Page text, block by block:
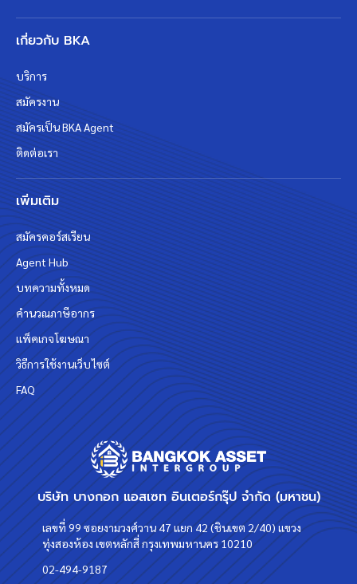
บริษัท บางกอก แอสเซท อินเตอร์กรุ๊ป จำกัด (มหาชน)
เลขที่ 99 ซอยงามวงศ์วาน 47 แยก 42 (ชินเขต 2/40) แขวง
ทุ่งสองห้อง เขตหลักสี่ กรุงเทพมหานคร 10210
02-494-9187
เกี่ยวกับ BKA
บริการ
สมัครงาน
สมัครเป็น BKA Agent
ติดต่อเรา
เพิ่มเติม
สมัครคอร์สเรียน
Agent Hub
บทความทั้งหมด
คำนวณภาษีอากร
แพ็คเกจโฆษณา
วิธีการใช้งานเว็บไซต์
FAQ